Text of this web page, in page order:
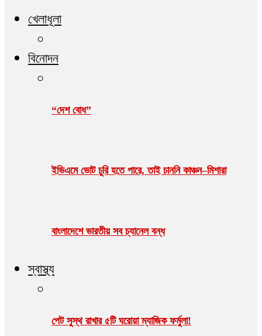
খেলাধূলা
বিনোদন
“দেশ বোধ”
ইভিএমে ভোট চুরি হতে পারে, তাই চাননি কাঞ্চন–মিশারা
বাংলাদেশে ভারতীয় সব চ্যানেল বন্ধ
স্বাস্থ্য
পেট সুস্থ রাখার ৫টি ঘরোয়া ম্যাজিক ফর্মুলা!